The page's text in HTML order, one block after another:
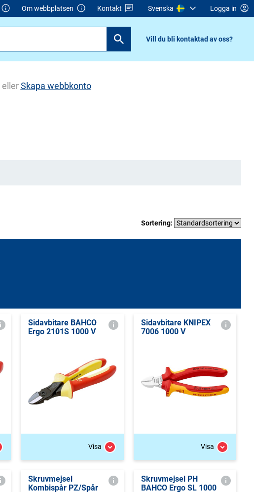
Om webbplatsen Kontakt Svenska Logga in
Vill du bli kontaktad av oss?
ellerSkapa webbkonto
Sortering:
Sidavbitare BAHCO
Ergo 2101S 1000 V
Visa
Sidavbitare KNIPEX
7006 1000 V
Visa
Skruvmejsel
Kombispår PZ/Spår
Skruvmejsel PH
BAHCO Ergo SL 1000